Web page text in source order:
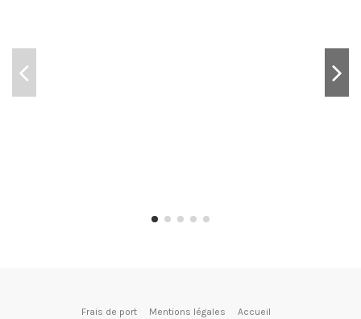
Frais de port Mentions légales Accueil